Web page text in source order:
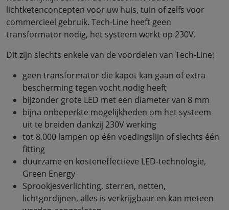
lichtketenconcepten voor uw huis, tuin of zelfs voor
commercieel gebruik. Tech-Line heeft geen
transformator nodig, het systeem werkt op 230V.
Dit zijn slechts enkele van de voordelen van Tech-Line:
geen transformator die kapot kan gaan of extra
bescherming tegen vocht nodig heeft
bijzonder grote LED met een diameter van 8 mm
bijna onbeperkte mogelijkheden om het systeem
uit te breiden dankzij 230V werking
tot 8.000 lampen op één voedingslijn of slechts één
fitting
duurzame en kosteneffectieve LED-technologie,
Green Energy
Sprookjesverlichting, sterren, netten,
lichtgordijnen, alles is verkrijgbaar en kan meteen